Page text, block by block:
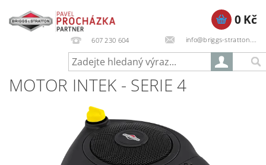
607 230 604 info@briggs-stratton.cz
0 Kč
MOTOR INTEK - SERIE 4